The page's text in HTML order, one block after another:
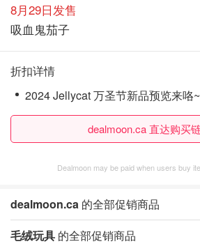
8月29日发售
吸血鬼茄子
折扣详情
2024 Jellycat 万圣节新品预览来咯~
dealmoon.ca 直达购买
Dealmoon may be paid when users buy
dealmoon.ca 的全部促销商品
毛绒玩具 的全部促销商品